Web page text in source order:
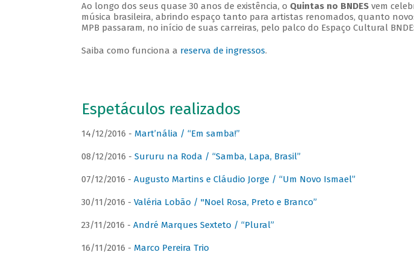
Ao longo dos seus quase 30 anos de existência, o Quintas no BNDESvem
música brasileira, abrindo espaço tanto para artistas renomados, quanto
MPB passaram, no início de suas carreiras, pelo palco do Espaço Cultural
Saiba como funciona a reserva de ingressos.
Espetáculos realizados
14/12/2016 - Mart’nália / “Em samba!”
08/12/2016 - Sururu na Roda / “Samba, Lapa, Brasil”
07/12/2016 - Augusto Martins e Cláudio Jorge / “Um Novo Ismael”
30/11/2016 - Valéria Lobão / "Noel Rosa, Preto e Branco”
23/11/2016 - André Marques Sexteto / “Plural”
16/11/2016 - Marco Pereira Trio